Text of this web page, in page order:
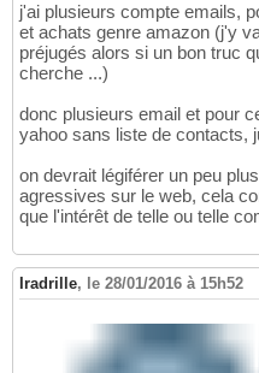
j'ai plusieurs compte emails,
et achats genre amazon (j'y
préjugés alors si un bon truc
cherche ...)
donc plusieurs email et pour
yahoo sans liste de contacts,
on devrait légiférer un peu
agressives sur le web, cela
que l'intérêt de telle ou telle
Iradrille, le 28/01/2016 à 15h52